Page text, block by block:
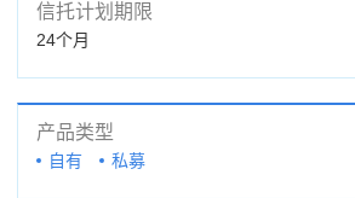
信托计划期限
24个月
产品类型
自有 私募